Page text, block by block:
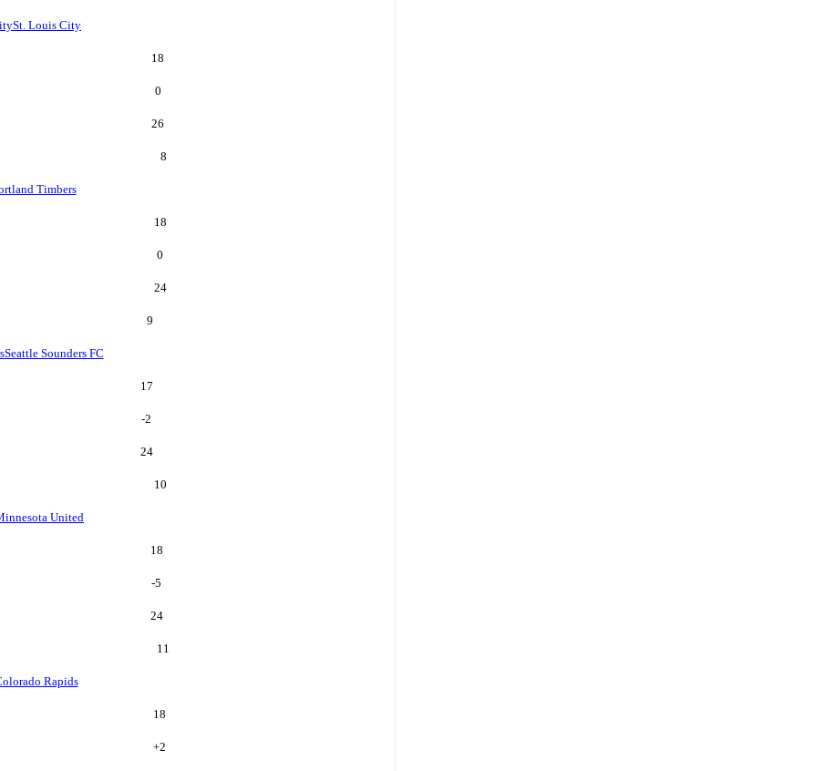
St. Louis City
18
0
26
8
Timbers
18
0
24
9
Seattle Sounders FC
17
-2
24
10
United
18
-5
24
11
Rapids
18
+2